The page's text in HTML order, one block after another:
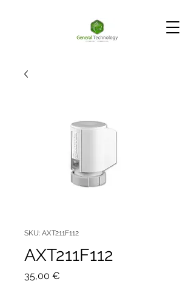
SKU: AXT211F112
AXT211F112
35,00 €